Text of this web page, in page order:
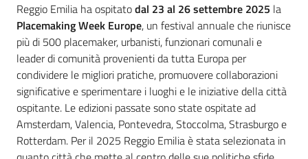
Seguici
su
Reggio Emilia ha ospitatodal 23 al 26 settembre 2025 la
Placemaking Week Europe, un festival annuale che riunisce
più di 500 placemaker, urbanisti, funzionari comunali e
leader di comunità provenienti da tutta Europa per
condividere le migliori pratiche, promuovere collaborazioni
significative e sperimentare i luoghi e le iniziative della città
ospitante. Le edizioni passate sono state ospitate ad
Amsterdam, Valencia, Pontevedra, Stoccolma, Strasburgo e
Rotterdam. Per il 2025 Reggio Emilia è stata selezionata in